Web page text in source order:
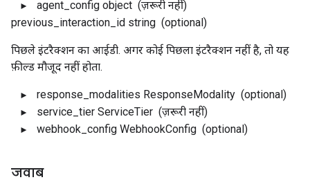
agent_config object (ज़रूरी नहीं)
previous_interaction_id string (optional)
पिछले इंटरैक्शन का आईडी. अगर कोई पिछला इंटरैक्शन नहीं है, तो यह
फ़ील्ड मौजूद नहीं होता.
response_modalities ResponseModality (optional)
service_tier ServiceTier (ज़रूरी नहीं)
webhook_config WebhookConfig (optional)
जवाब